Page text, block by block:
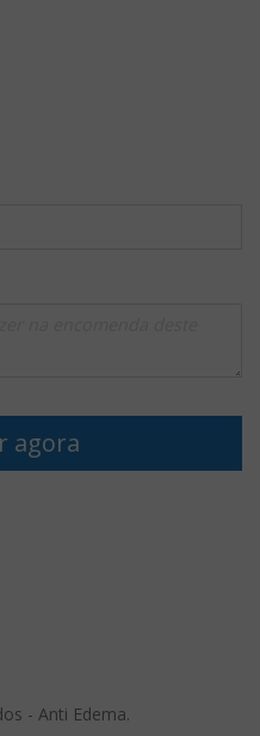
agora
- Anti Edema.